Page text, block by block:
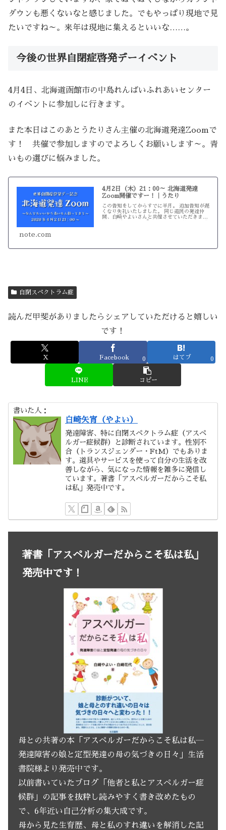
ダウンも悪くないなと感じました。でもやっぱり現地で見
たいですね～。来年は現地に集えるといいな……。
今後の世界自閉症啓発デーイベント
4月4日、北海道函館市の中島れんばいふれあいセンター
のイベントに参加しに行きます。
また本日はこのあとうたりさん主催の北海道発達Zoomで
す！ 共催で参加しますのでよろしくお願いします～。青
いもの選びに悩みました。
4月2日（木）21：00～ 北海道発達
Zoom開催ですー！｜うたり
この告知をしてからすでに半月。 追加告知が遅
くなり失礼いたしました。 同じ道民の発達仲
間、白崎やよいさんと共催させていただきま
note.com
自閉スペクトラム症
読んだ甲斐がありましたらシェアしていただけると嬉しい
です！
X Facebook 0 はてブ 0
LINE コピー
書いた人：
白崎矢宵（やよい）
発達障害、特に自閉スペクトラム症（アスペ
ルガー症候群）と診断されています。性別不
合（トランスジェンダー・FtM）でもありま
す。道具やサービスを使って自分の生活を改
善しながら、気になった情報を雑多に発信し
ています。著書「アスペルガーだからこそ私
は私」発売中です。
著書「アスペルガーだからこそ私は私」
発売中です！
母との共著の本「アスペルガーだからこそ私は私―
発達障害の娘と定型発達の母の気づきの日々」生活
書院様より発売中です。
以前書いていたブログ「他者と私とアスペルガー症
候群」の記事を抜粋し読みやすく書き改めたもの
で、6年近い自己分析の集大成です。
母から見た生育歴、母と私のすれ違いを解消した記